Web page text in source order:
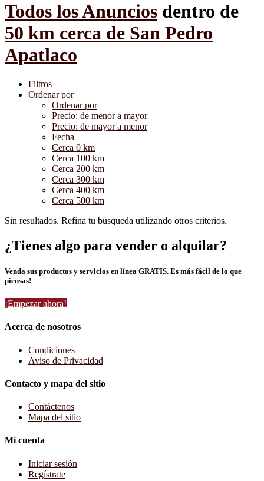
Todos los Anuncios dentro de
50 km cerca de San Pedro
Apatlaco
Filtros
Ordenar por
Ordenar por
Precio: de menor a mayor
Precio: de mayor a menor
Fecha
Cerca 0 km
Cerca 100 km
Cerca 200 km
Cerca 300 km
Cerca 400 km
Cerca 500 km
Sin resultados. Refina tu búsqueda utilizando otros criterios.
¿Tienes algo para vender o alquilar?
Venda sus productos y servicios en línea GRATIS. Es más fácil de lo que
piensas!
¡Empezar ahora!
Acerca de nosotros
Condiciones
Aviso de Privacidad
Contacto y mapa del sitio
Contáctenos
Mapa del sitio
Mi cuenta
Iniciar sesión
Regístrate